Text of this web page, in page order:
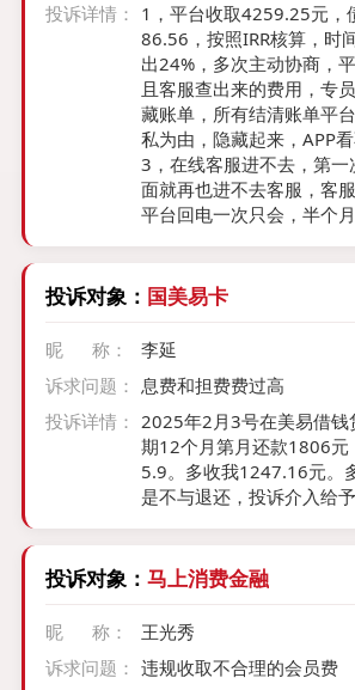
投诉详情： 1，平台收取4259.25元，
86.56，按照IRR核算，时
出24%，多次主动协商，
且客服查出来的费用，专
藏账单，所有结清账单平
私为由，隐藏起来，APP
3，在线客服进不去，第
面就再也进不去客服，客
平台回电一次只会，半个
投诉对象： 国美易卡
昵 称：
李延
诉求问题： 息费和担费费过高
投诉详情： 2025年2月3号在美易借
期12个月第月还款1806元
5.9。多收我1247.16元。
是不与退还，投诉介入给予
投诉对象： 马上消费金融
昵 称：
王光秀
诉求问题： 违规收取不合理的会员费